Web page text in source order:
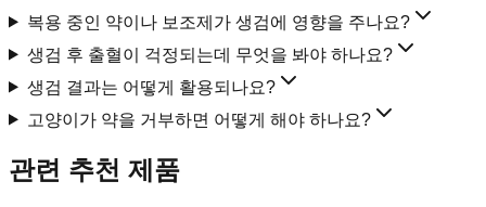
복용 중인 약이나 보조제가 생검에 영향을 주나요?
생검 후 출혈이 걱정되는데 무엇을 봐야 하나요?
생검 결과는 어떻게 활용되나요?
고양이가 약을 거부하면 어떻게 해야 하나요?
관련 추천 제품